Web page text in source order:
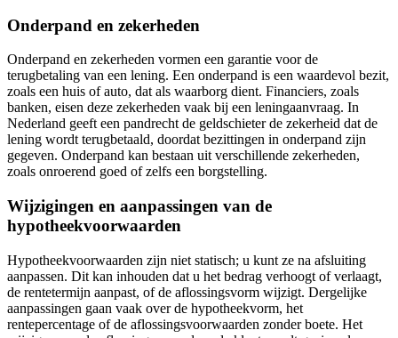
Onderpand en zekerheden
Onderpand en zekerheden vormen een garantie voor de
terugbetaling van een lening. Een onderpand is een waardevol bezit,
zoals een huis of auto, dat als waarborg dient. Financiers, zoals
banken, eisen deze zekerheden vaak bij een leningaanvraag. In
Nederland geeft een pandrecht de geldschieter de zekerheid dat de
lening wordt terugbetaald, doordat bezittingen in onderpand zijn
gegeven. Onderpand kan bestaan uit verschillende zekerheden,
zoals onroerend goed of zelfs een borgstelling.
Wijzigingen en aanpassingen van de
hypotheekvoorwaarden
Hypotheekvoorwaarden zijn niet statisch; u kunt ze na afsluiting
aanpassen. Dit kan inhouden dat u het bedrag verhoogt of verlaagt,
de rentetermijn aanpast, of de aflossingsvorm wijzigt. Dergelijke
aanpassingen gaan vaak over de hypotheekvorm, het
rentepercentage of de aflossingsvoorwaarden zonder boete. Het